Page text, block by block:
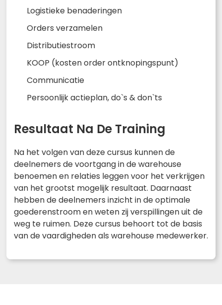
Logistieke benaderingen
Orders verzamelen
Distributiestroom
KOOP (kosten order ontknopingspunt)
Communicatie
Persoonlijk actieplan, do`s & don`ts
Resultaat Na De Training
Na het volgen van deze cursus kunnen de
deelnemers de voortgang in de warehouse
benoemen en relaties leggen voor het verkrijgen
van het grootst mogelijk resultaat. Daarnaast
hebben de deelnemers inzicht in de optimale
goederenstroom en weten zij verspillingen uit de
weg te ruimen. Deze cursus behoort tot de basis
van de vaardigheden als warehouse medewerker.